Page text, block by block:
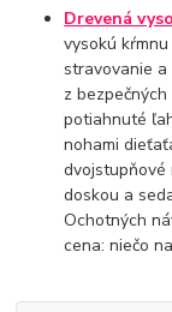
Drevená
vysokú
stravovanie a
z
potiahnuté
nohami
dvojstupňové
doskou a
Ochotných
cena: niečo